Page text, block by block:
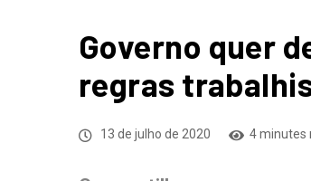
Governo quer
regras
13 de julho de 2020 4 minutes